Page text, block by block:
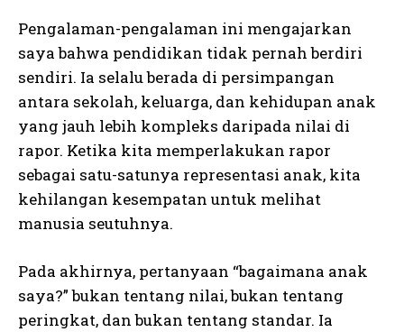
Pengalaman-pengalaman ini mengajarkan
saya bahwa pendidikan tidak pernah berdiri
sendiri. Ia selalu berada di persimpangan
antara sekolah, keluarga, dan kehidupan anak
yang jauh lebih kompleks daripada nilai di
rapor. Ketika kita memperlakukan rapor
sebagai satu-satunya representasi anak, kita
kehilangan kesempatan untuk melihat
manusia seutuhnya.
Pada akhirnya, pertanyaan “bagaimana anak
saya?” bukan tentang nilai, bukan tentang
peringkat, dan bukan tentang standar. Ia